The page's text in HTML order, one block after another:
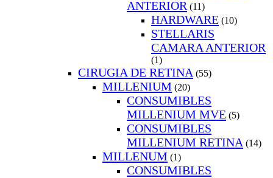
ANTERIOR (11)
HARDWARE (10)
STELLARIS
CAMARA ANTERIOR
(1)
CIRUGIA DE RETINA (55)
MILLENIUM (20)
CONSUMIBLES
MILLENIUM MVE (5)
CONSUMIBLES
MILLENIUM RETINA (14)
MILLENUM (1)
CONSUMIBLES